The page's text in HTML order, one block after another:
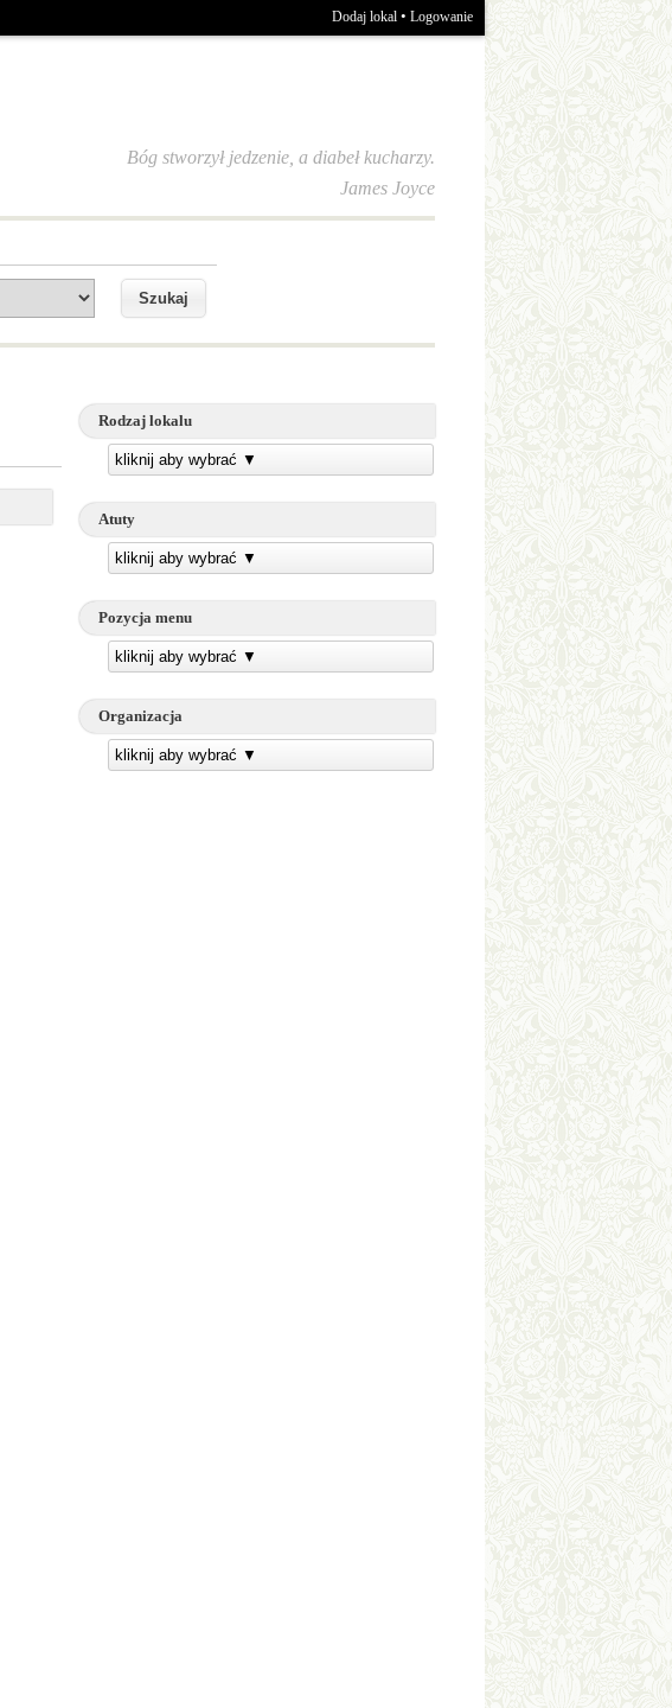
Dodaj lokal • Logowanie
Bóg stworzył jedzenie, a diabeł kucharzy.
James Joyce
Rodzaj lokalu
kliknij aby wybrać ▼
Atuty
kliknij aby wybrać ▼
Pozycja menu
kliknij aby wybrać ▼
Organizacja
kliknij aby wybrać ▼